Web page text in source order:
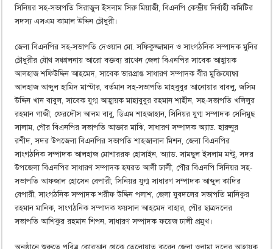
সিনিয়র সহ-সভাপতি সিরাজুল ইসলাম সিরু মিয়াজী, বিএনপি কেন্দ্রীয় নির্বাহী কমিটির
সদস্য এসএম কামাল উদ্দিন চৌধুরী।
জেলা বিএনপির সহ-সভাপতি দেওয়ান মো. সফিকুজ্জামান ও সাংগঠনিক সম্পাদক মুনির
চৌধুরীর যৌথ সঞ্চালনায় আরো বক্তব্য রাখেন জেলা বিএনপির সাবেক আহ্বায়ক
আলহাজ শফিউদ্দিন আহমেদ, সাবেক ভারপ্রাপ্ত সাধারণ সম্পাদক বীর মুক্তিযোদ্ধা
আলহাজ আব্দুল হামিদ মাস্টার, বর্তমান সহ-সভাপতি মাহবুবুর আনোয়ার বাবলু, জসিম
উদ্দিন খান বাবুল, সাবেক যুগ্ম আহ্বায়ক মাহাবুবুর রহমান শাহীন, সহ-সভাপতি খলিলুর
রহমান গাজী, ফেরদৌস আলম বাবু, ডিএম শাহজাহান, সিনিয়র যুগ্ম সম্পাদক সেলিমুছ
সালাম, পৌর বিএনপির সভাপতি আক্তার মাঝি, সাধারণ সম্পাদক অ্যাড. হারুনুর
রশীদ, সদর উপজেলা বিএনপির সভাপতি শাহজালাল মিশন, জেলা বিএনপির
সাংগঠনিক সম্পাদক আলহাজ মোশাররফ হোসাইন, অ্যাড. সামছুল ইসলাম মন্টু, সদর
উপজেলা বিএনপির সাধারণ সম্পাদক হযরত আলী ঢালী, পৌর বিএনপি সিনিয়র সহ-
সভাপতি আফজাল হোসেন বেপারী, সিনিয়র যুগ্ম সাধারণ সম্পাদক আব্দুল কাদির
বেপারী, সাংগঠনিক সম্পাদক শরীফ উদ্দিন পলাশ, জেলা যুবদলের সভাপতি মানিকুর
রহমান মানিক, সাংগঠনিক সম্পাদক ফয়সাল আহমেদ বাহার, পৌর ছাত্রদলের
সভাপতি আশিকুর রহমান শিপন, সাধারণ সম্পাদক ফয়েজ ঢালী প্রমুখ।
অনুষ্ঠানে শুরুতে পবিত্র কোরআন থেকে তেলোয়াত করেন জেলা ওলামা দলের আহ্বায়ক